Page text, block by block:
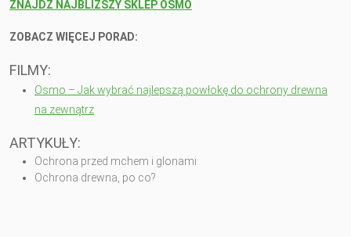
ZNAJDŹ NAJBLIŻSZY SKLEP OSMO
ZOBACZ WIĘCEJ PORAD:
FILMY:
Osmo – Jak wybrać najlepszą powłokę do ochrony drewna
na zewnątrz
ARTYKUŁY:
Ochrona przed mchem i glonami
Ochrona drewna, po co?